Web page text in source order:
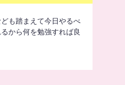
も踏まえて今日やるべ
から何を勉強すれば良